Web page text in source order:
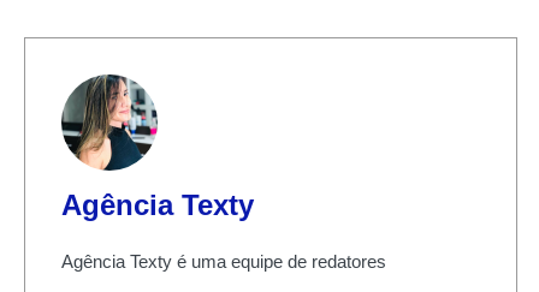
Agência Texty
Agência Texty é uma equipe de redatores